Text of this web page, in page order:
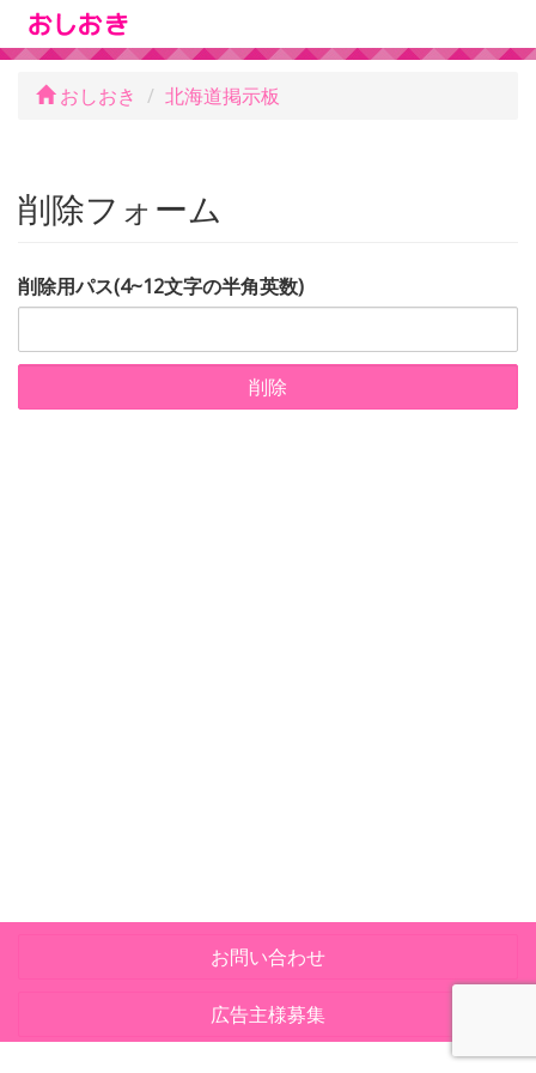
おしおき 北海道掲示板
削除フォーム
削除用パス(4~12文字の半角英数)
削除
お問い合わせ
広告主様募集